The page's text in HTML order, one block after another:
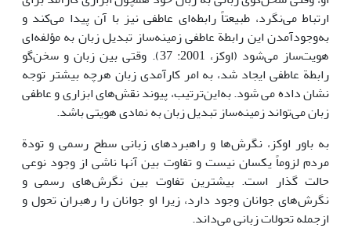
ارتباط می‌نگرد، طبیعتاً رابطه‌ای عاطفی نیز با آن پیدا می‌کند و
به‌وجودآمدن این رابطة عاطفی زمینه‌ساز تبدیل زبان به مؤلفه‌ای
هویت‌ساز می‌شود (اوکز، 2001: 37). وقتی بین زبان و سخن‌گو
رابطة عاطفی ایجاد شد، به امر کارآمدی زبان هرچه بیشتر توجه
نشان داده می شود. به‌این‌ترتیب، پیوند نقش‌های ابزاری و عاطفی
زبان می‌تواند زمینه‌ساز تبدیل زبان به نمادی هویتی باشد.
به باور اوکز، نگرش‌ها و راهبردهای زبانی سطح رسمی و تودة
مردم لزوماً یکسان نیست و تفاوت بین آنها ناشی از وجود نوعی
حالت گذار است. بیشترین تفاوت بین نگرش‌های رسمی و
نگرش‌های جوانان وجود دارد، زیرا او جوانان را رهبران تحول و
ازجمله تحولات زبانی می‌داند.